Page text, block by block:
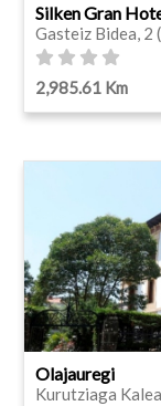
Silken Gran
Gasteiz Bidea, 2
2,985.61 Km
Olajauregi
Kurutziaga